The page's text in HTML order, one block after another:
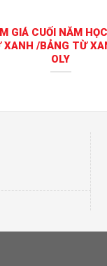
GIÁ CUỐI NĂM
XANH /BẢNG TỪ
OLY